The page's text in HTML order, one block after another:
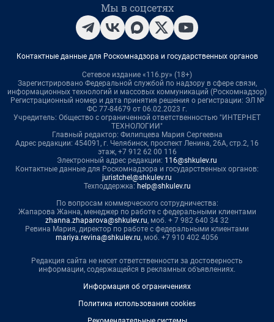
Мы в соцсетях
Контактные данные для Роскомнадзора и государственных органов
Сетевое издание «116.ру» (18+)
Зарегистрировано Федеральной службой по надзору в сфере связи,
информационных технологий и массовых коммуникаций (Роскомнадзор)
Регистрационный номер и дата принятия решения о регистрации: ЭЛ №
ФС 77-84679 от 06.02.2023 г.
Учредитель: Общество с ограниченной ответственностью "ИНТЕРНЕТ
ТЕХНОЛОГИИ"
Главный редактор: Филипцева Мария Сергеевна
Адрес редакции: 454091, г. Челябинск, проспект Ленина, 26А, стр.2, 16
этаж, +7 912 62 00 116
Электронный адрес редакции: 116@shkulev.ru
Контактные данные для Роскомнадзора и государственных органов:
juristchel@shkulev.ru
Техподдержка: help@shkulev.ru
По вопросам коммерческого сотрудничества:
Жапарова Жанна, менеджер по работе с федеральными клиентами
zhanna.zhaparova@shkulev.ru, моб. + 7 982 640 34 32
Ревина Мария, директор по работе с федеральными клиентами
mariya.revina@shkulev.ru, моб. +7 910 402 4056
Редакция сайта не несет ответственности за достоверность
информации, содержащейся в рекламных объявлениях.
Информация об ограничениях
Политика использования cookies